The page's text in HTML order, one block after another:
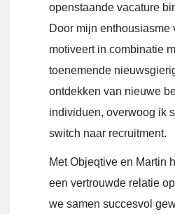
openstaande vacature
Door mijn enthousiasme
motiveert in combinatie
toenemende
ontdekken van nieuwe
individuen, overwoog ik
switch naar recruitment.
Met Objeqtive en Martin
een vertrouwde relatie
we samen succesvol